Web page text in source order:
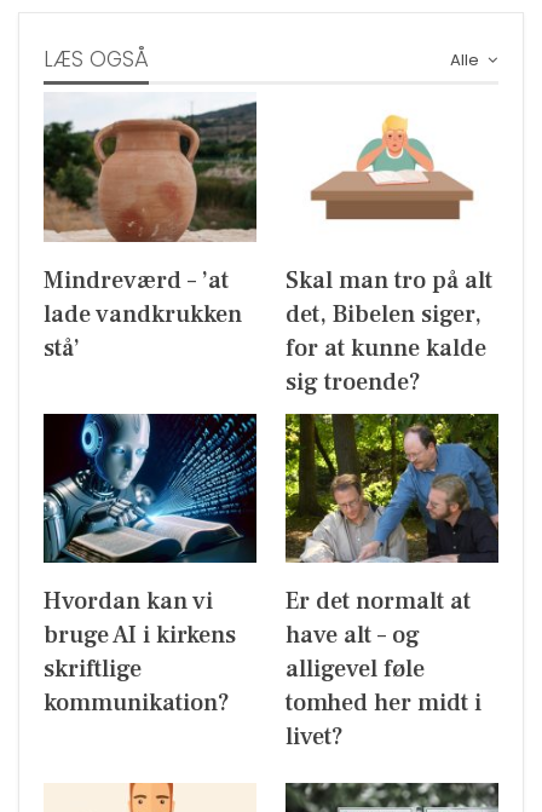
Alle
LÆS OGSÅ
Mindreværd – ’at
lade vandkrukken
stå’
Skal man tro på alt
det, Bibelen siger,
for at kunne kalde
sig troende?
Hvordan kan vi
bruge AI i kirkens
skriftlige
kommunikation?
Er det normalt at
have alt – og
alligevel føle
tomhed her midt i
livet?